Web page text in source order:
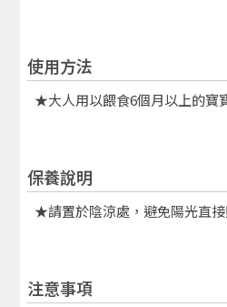
使用方法
★大人用以餵食6個月以上的寶
保養說明
★請置於陰涼處，避免陽光直
注意事項